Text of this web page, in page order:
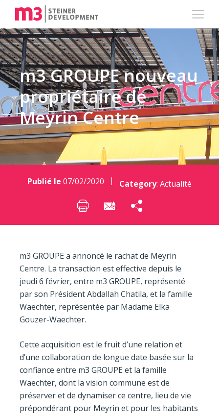
m3 GROUPE nouveau
propriétaire de
Meyrin Centre
Publié le 07/02/2020 Category: Actualité
m3 GROUPE a annoncé le rachat de Meyrin
Centre. La transaction est effective depuis le
jeudi 6 février, entre m3 GROUPE, représenté
par son Président Abdallah Chatila, et la famille
Waechter, représentée par Madame Elka
Gouzer-Waechter.
Cette acquisition est le fruit d’une relation et
d’une collaboration de longue date basée sur la
confiance entre m3 GROUPE et la famille
Waechter, dont la vision commune est de
préserver et de dynamiser ce centre, lieu de vie
prépondérant pour Meyrin et pour les habitants